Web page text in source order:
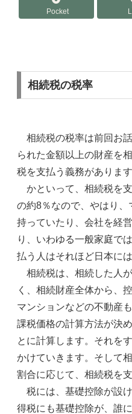
Pocket
相続税の税率
相続税の税率は前回お
られた金額以上の財産を
税を支払う義務があります
かといって、相続税を
の約8％なので、やはり
持っていたり、会社を経
り、いわゆる一般家庭で
払う人はそれほど日本に
相続税は、相続した人
く、相続財産全体から、
マンションなどの不動産
課税価格の計算方法が決
とに計算します。それを
かけていきます。そして
割合に応じて、相続税を
税には、基礎控除が設
得税にも基礎控除が、誰